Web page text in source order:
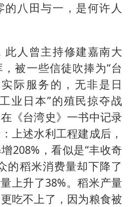
的八田与一，是何许人
此人曾主持修建嘉南大
被一些信徒吹捧为“台
际服务的，无非是日
业日本”的殖民掠夺战
《台湾史》一书中记录
上述水利工程建成后，
208%，看似是“丰收奇
的稻米消费量却下降了
上升了38%。稻米产量
吃不上了，因为粮食被